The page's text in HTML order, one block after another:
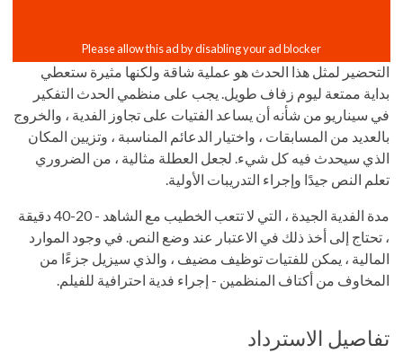
التحضير لمثل هذا الحدث هو عملية شاقة ولكنها مثيرة ستعطي
بداية ممتعة ليوم زفاف طويل. يجب على منظمي الحدث التفكير
في سيناريو من شأنه أن يساعد الفتيات على تجاوز الفدية ، والخروج
بالعديد من المسابقات ، واختيار الدعائم المناسبة ، وتزيين المكان
الذي سيحدث فيه كل شيء. لجعل العطلة مثالية ، من الضروري
تعلم النص جيدًا وإجراء التدريبات الأولية.
مدة الفدية الجيدة ، التي لا تتعب الخطيب مع الشاهد - 20-40 دقيقة
، تحتاج إلى أخذ ذلك في الاعتبار عند وضع النص. في وجود الموارد
المالية ، يمكن للفتيات توظيف مضيف ، والذي سيزيل جزءًا من
المخاوف من أكتاف المنظمين - إجراء فدية احترافية للفيلم.
تفاصيل الاسترداد